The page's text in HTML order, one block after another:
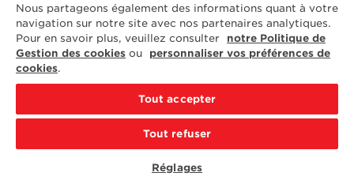
ELLE & VIRE
Pour toute question ou demande
d'information complémentaire,
nous sommes à votre disposition
ELVIR
50890 CONDÉ-SUR-VIRE
CONTACTEZ-NOUS
Nous partageons également des informations quant à votre
navigation sur notre site avec nos partenaires analytiques.
Pour en savoir plus, veuillez consulter
notre Politique de
Gestion des cookies ou
personnaliser vos préférences de
cookies.
Tout accepter
Tout refuser
Réglages